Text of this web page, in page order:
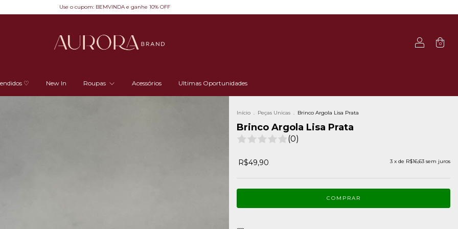
Use o cupom: BEMVINDA e ganhe 10% OFF
0
♡ New In Roupas Acessórios Ultimas Oportunidades
Início . Peças Unicas . Brinco Argola Lisa Prata
Brinco Argola Lisa Prata
(0)
R$49,90 3 x de R$16,63 sem juros